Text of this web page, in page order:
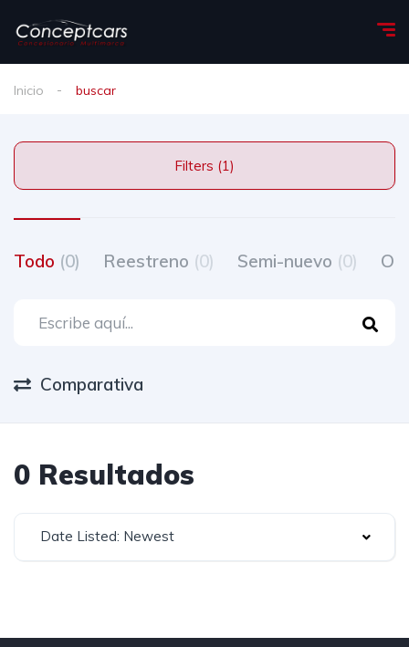
Inicio buscar
Filters (1)
Todo (0) Reestreno (0) Semi-nuevo (0)
Comparativa
0 Resultados
Date Listed: Newest